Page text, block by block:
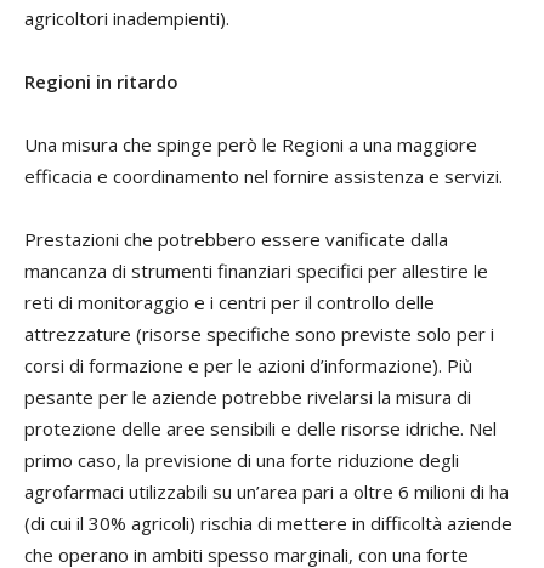
agricoltori inadempienti).
Regioni in ritardo
Una misura che spinge però le Regioni a una maggiore
efficacia e coordinamento nel fornire assistenza e servizi.
Prestazioni che potrebbero essere vanificate dalla
mancanza di strumenti finanziari specifici per allestire le
reti di monitoraggio e i centri per il controllo delle
attrezzature (risorse specifiche sono previste solo per i
corsi di formazione e per le azioni d’informazione). Più
pesante per le aziende potrebbe rivelarsi la misura di
protezione delle aree sensibili e delle risorse idriche. Nel
primo caso, la previsione di una forte riduzione degli
agrofarmaci utilizzabili su un’area pari a oltre 6 milioni di ha
(di cui il 30% agricoli) rischia di mettere in difficoltà aziende
che operano in ambiti spesso marginali, con una forte